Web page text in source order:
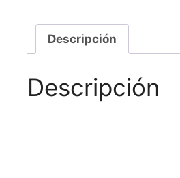
Descripción
Descripción